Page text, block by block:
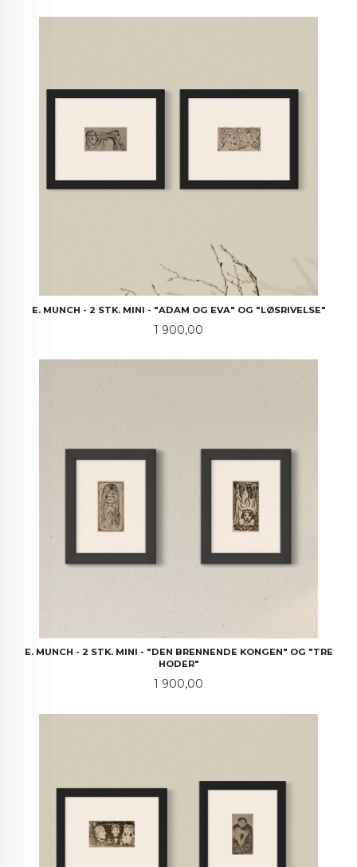
E. MUNCH - 2 STK. MINI - "ADAM OG EVA" OG "LØSRIVELSE"
Pris
1 900,00
E. MUNCH - 2 STK. MINI - "DEN BRENNENDE KONGEN" OG "TRE
HODER"
Pris
1 900,00